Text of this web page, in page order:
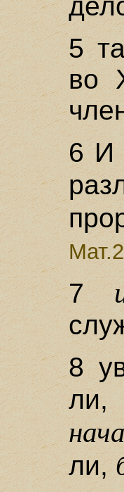
5
во
6 И
7
8
ли,